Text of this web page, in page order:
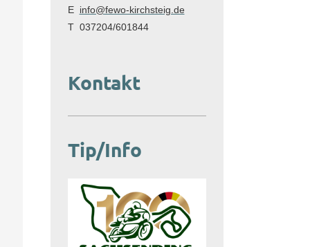
E info@fewo-kirchsteig.de
T 037204/601844
Kontakt
Tip/Info